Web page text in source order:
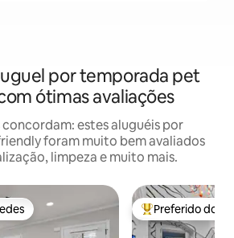
por temporada pet
ótimas avaliações
concordam: estes aluguéis por
foram muito bem avaliados
limpeza e muito mais.
Entre os
Preferido dos